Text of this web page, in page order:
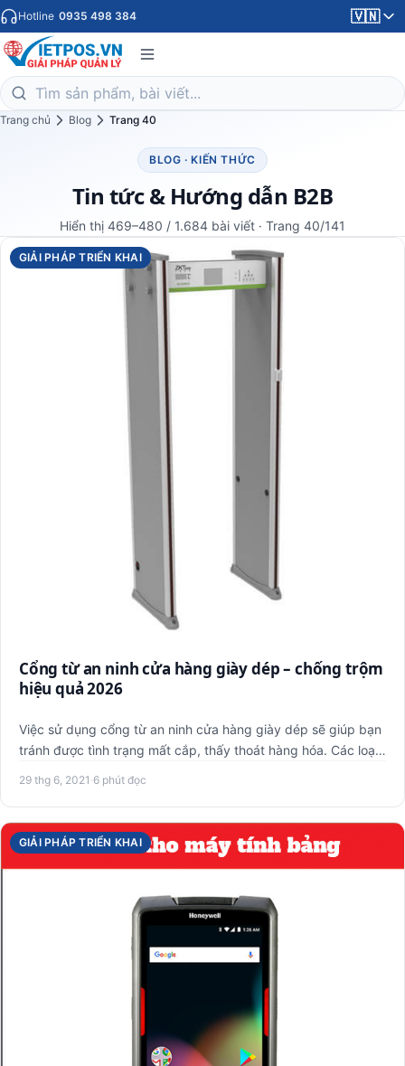
Hotline 0935 498 384 🇻🇳
Trang chủ Blog Trang 40
BLOG · KIẾN THỨC
Tin tức & Hướng dẫn B2B
Hiển thị 469–480 / 1.684 bài viết · Trang 40/141
GIẢI PHÁP TRIỂN KHAI
Cổng từ an ninh cửa hàng giày dép – chống trộm
hiệu quả 2026
Việc sử dụng cổng từ an ninh cửa hàng giày dép sẽ giúp bạn
tránh được tình trạng mất cắp, thấy thoát hàng hóa. Các loại
29 thg 6, 2021 ·6 phút đọc
GIẢI PHÁP TRIỂN KHAI